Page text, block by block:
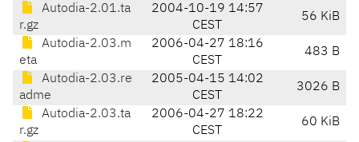
Autodia-2.01.ta
r.gz
2004-10-19 14:57
CEST
56 KiB
Autodia-2.03.m
eta
2006-04-27 18:16
CEST
483 B
Autodia-2.03.re
adme
2005-04-15 14:02
CEST
3026 B
Autodia-2.03.ta
r.gz
2006-04-27 18:22
CEST
60 KiB